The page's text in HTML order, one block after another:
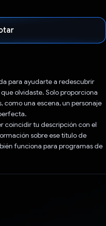
para ayudarte a redescubrir
olvidaste. Solo proporciona
una escena, un personaje
coincidir tu descripción con el
sobre ese título de
funciona para programas de